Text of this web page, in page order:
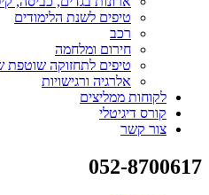
טיפים לשנת הלימודים
רכב
חירום ומלחמה
טיפים לתחזוקה שוטפת
אלרגיה ורגישויות
לקוחות ממליצים
קורס דיגיטלי
צור קשר
052-8700617